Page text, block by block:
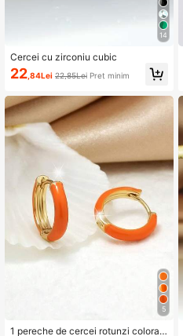
14
Cercei cu zirconiu cubic
22 ,84Lei 22,85LeiPreț minim
5
1 pereche de cercei rotunzi colorați